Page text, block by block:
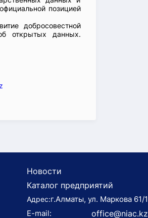
позицией
добросовестной
открытых данных.
Новости
Каталог предприятий
Адрес:г.Алматы, ул. Маркова 61/1
E-mail:
office@niac.kz